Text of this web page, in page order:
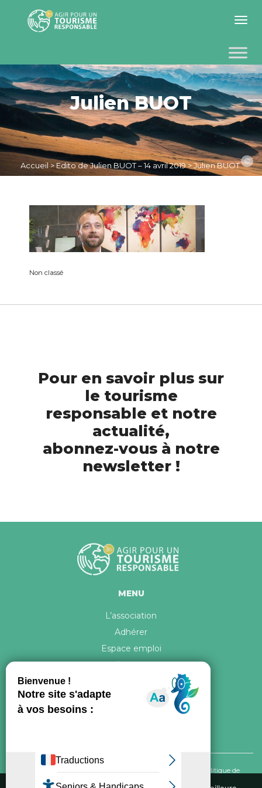
Toggle
Julien BUOT
Accueil>Edito de Julien BUOT – 14 avril 2019>Julien BUOT ©
Non classé
Pour en savoir plus sur
le tourisme
responsable et notre
actualité,
abonnez-vous à notre
newsletter !
MENU
L’association
Adhérer
Espace emploi
Contact
Politique de